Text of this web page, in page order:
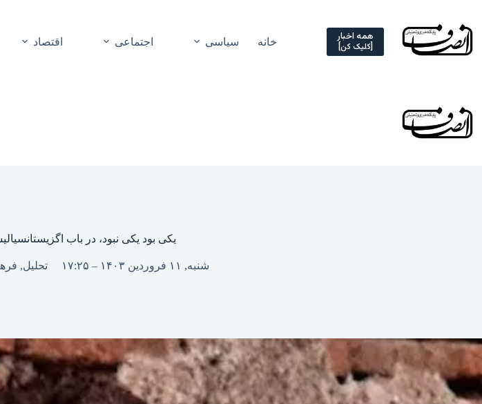
content
همه اخبار
[کلیک کن] خانه سیاسی اجتماعی اقتصاد
یکی بود یکی نبود، در باب
شنبه, ۱۱ فروردین ۱۴۰۳ – ۱۷:۲۵ تحلیل,